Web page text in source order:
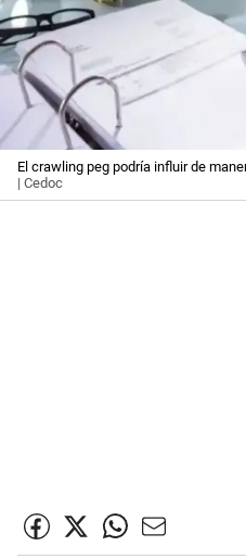
El crawling peg podría influir de
| Cedoc